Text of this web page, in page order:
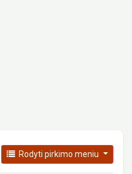
Rodyti pirkimo meniu